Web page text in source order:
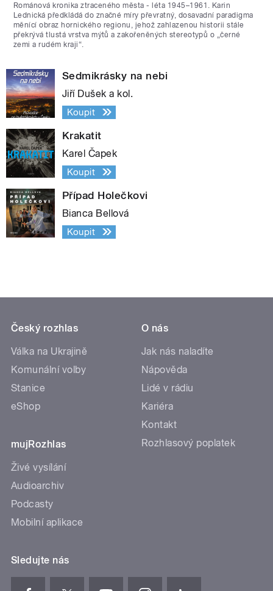
Románová kronika ztraceného města - léta 1945–1961. Karin
Lednická předkládá do značné míry převratný, dosavadní paradigma
měnící obraz hornického regionu, jehož zahlazenou historii stále
překrývá tlustá vrstva mýtů a zakořeněných stereotypů o „černé
zemi a rudém kraji“.
Sedmikrásky na nebi
Jiří Dušek a kol.
Koupit
Krakatit
Karel Čapek
Koupit
Případ Holečkovi
Bianca Bellová
Koupit
Český rozhlas
Válka na Ukrajině
Komunální volby
Stanice
eShop
mujRozhlas
Živé vysílání
Audioarchiv
Podcasty
Mobilní aplikace
O nás
Jak nás naladíte
Nápověda
Lidé v rádiu
Kariéra
Kontakt
Rozhlasový poplatek
Sledujte nás